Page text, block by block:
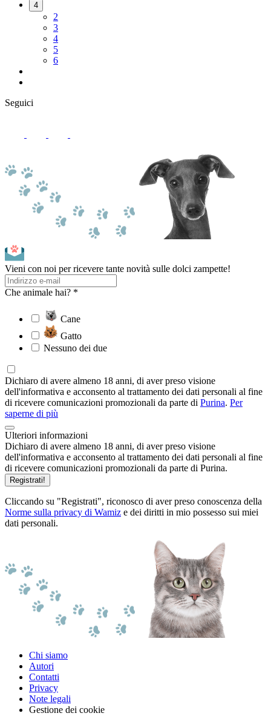
4
2
3
4
5
6
Seguici
Vieni con noi per ricevere tante novità sulle dolci zampette!
Che animale hai? *
Cane
Gatto
Nessuno dei due
Dichiaro di avere almeno 18 anni, di aver preso visione
dell'informativa e acconsento al trattamento dei dati personali al fine
di ricevere comunicazioni promozionali da parte di Purina. Per
saperne di più
Ulteriori informazioni
Dichiaro di avere almeno 18 anni, di aver preso visione
dell'informativa e acconsento al trattamento dei dati personali al fine
di ricevere comunicazioni promozionali da parte di Purina.
Registrati!
Cliccando su "Registrati", riconosco di aver preso conoscenza della
Norme sulla privacy di Wamiz e dei diritti in mio possesso sui miei
dati personali.
Chi siamo
Autori
Contatti
Privacy
Note legali
Gestione dei cookie